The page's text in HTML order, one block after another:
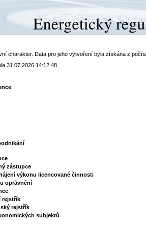
charakter. Data pro jeho vytvoření byla získána z
31.07.2026 14:12:48
zástupce
výkonu licencované činnosti
oprávnění
rejstřík
rejstřík
subjektů